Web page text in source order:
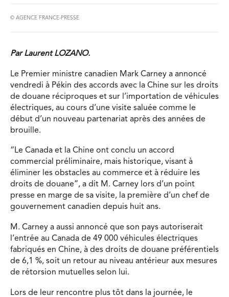
© AGENCE FRANCE-PRESSE
Par Laurent LOZANO.
Le Premier ministre canadien Mark Carney a annoncé
vendredi à Pékin des accords avec la Chine sur les droits
de douane réciproques et sur l’importation de véhicules
électriques, au cours d’une visite saluée comme le
début d’un nouveau partenariat après des années de
brouille.
“Le Canada et la Chine ont conclu un accord
commercial préliminaire, mais historique, visant à
éliminer les obstacles au commerce et à réduire les
droits de douane”, a dit M. Carney lors d’un point
presse en marge de sa visite, la première d’un chef de
gouvernement canadien depuis huit ans.
M. Carney a aussi annoncé que son pays autoriserait
l’entrée au Canada de 49 000 véhicules électriques
fabriqués en Chine, à des droits de douane préférentiels
de 6,1 %, soit un retour au niveau antérieur aux mesures
de rétorsion mutuelles selon lui.
Lors de leur rencontre plus tôt dans la journée, le